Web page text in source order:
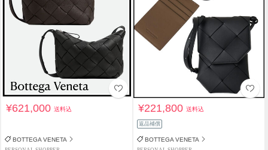
¥621,000送料込
BOTTEGA VENETA
¥221,800送料込
返品補償
BOTTEGA VENETA